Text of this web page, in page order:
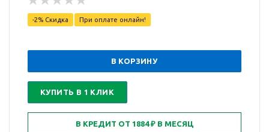
-2% Скидка При оплате онлайн!
В КОРЗИНУ
КУПИТЬ В 1 КЛИК